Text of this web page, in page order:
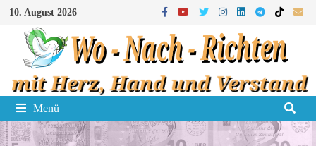
Zum
Inhalt
springen
10. August 2026
Menü